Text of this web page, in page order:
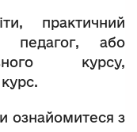
практичний
педагог, або
курсу,
ознайомитеся з